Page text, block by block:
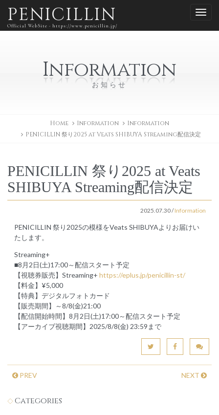
PENICILLIN
Official WebSite - https://www.penicillin.jp/
Information
お知らせ
Home Information
Information
PENICILLIN 祭り2025 at Veats SHIBUYA Streaming配信決定
PENICILLIN 祭り2025 at Veats
SHIBUYA Streaming配信決定
2025.07.30/Information
PENICILLIN 祭り2025の模様をVeats SHIBUYAよりお届けい
たします。
Streaming+
■8月2日(土)17:00～配信スタート予定
【視聴券販売】Streaming+ https://eplus.jp/penicillin-st/
【料金】¥5,000
【特典】デジタルフォトカード
【販売期間】～8/8(金)21:00
【配信開始時間】8月2日(土)17:00～配信スタート予定
【アーカイブ視聴期間】2025/8/8(金) 23:59まで
PREV NEXT
Categories